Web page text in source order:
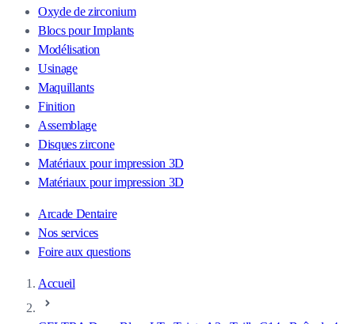
Oxyde de zirconium
Blocs pour Implants
Modélisation
Usinage
Maquillants
Finition
Assemblage
Disques zircone
Matériaux pour impression 3D
Matériaux pour impression 3D
Arcade Dentaire
Nos services
Foire aux questions
Accueil